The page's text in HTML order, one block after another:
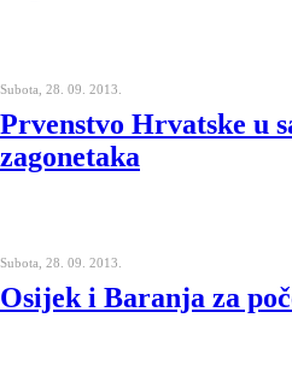
Subota, 28. 09. 2013.
Prvenstvo Hrvatske u
zagonetaka
Subota, 28. 09. 2013.
Osijek i Baranja za